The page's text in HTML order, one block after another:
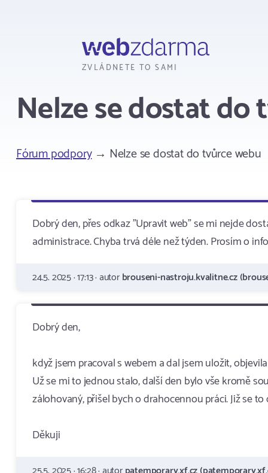
ZVLÁDNETE TO SAMI
Nelze se dostat do
Fórum podpory→ Nelze se dostat do tvůrce webu
Dobrý den, přes odkaz "Upravit web" se mi nejde
administrace. Chyba trvá déle než týden. Prosím o
24.5. 2025 · 17:13 · autorbrouseni-nastroju.kvalitne.cz
Dobrý den,
když jsem pracoval s webem a dal jsem uložit,
Už se mi to jednou stalo, další den bylo vše kromě
zálohovaný, přišel bych o drahocennou práci. Již se
Děkuji